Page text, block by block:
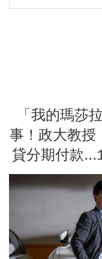
「我的瑪莎
事！政大教授
貸分期付款